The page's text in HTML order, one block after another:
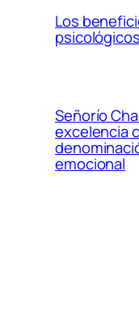
Los
Señorío
excelencia
emocional